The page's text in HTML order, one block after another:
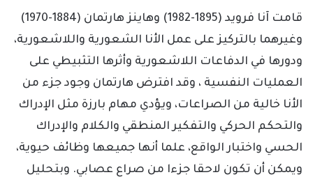
قامت آنا فرويد (1895-1982) وهاينز هارتمان (1884-1970)
وغيرهما بالتركيز على عمل الأنا الشعورية واللاشعورية،
ودورها في الدفاعات اللاشعورية وأثرها التثبيطي على
العمليات النفسية ، وقد افترض هارتمان وجود جزء من
الأنا خالية من الصراعات، ويؤدي مهام بارزة مثل الإدراك
والتحكم الحركي والتفكير المنطقي والكلام والإدراك
الحسي واختبار الواقع، علما أنها جميعها وظائف حيوية،
ويمكن أن تكون لاحقا جزءا من صراع عصابي. وبتحليل